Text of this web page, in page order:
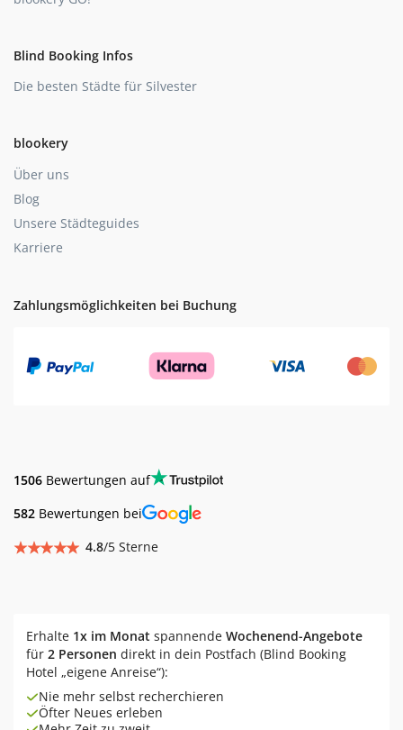
Blind Booking Infos
Die besten Städte für Silvester
blookery
Über uns
Blog
Unsere Städteguides
Karriere
Zahlungsmöglichkeiten bei Buchung
1506 Bewertungen auf
582 Bewertungen bei
4.8/5 Sterne
Erhalte 1x im Monat spannende Wochenend-Angebote
für 2 Personen direkt in dein Postfach (Blind Booking
Hotel „eigene Anreise“):
Nie mehr selbst recherchieren
Öfter Neues erleben